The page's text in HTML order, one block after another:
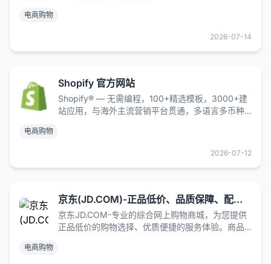
电商购物
2026-07-14
Shopify 官方网站
Shopify® — 无需编程，100+精选模板，3000+建
站应用，与海外主流营销平台贯通，多语言多币种
电商购物
2026-07-12
京东(JD.COM)-正品低价、品质保障、配送及时、轻松购物！
京东JD.COM-专业的综合网上购物商城，为您提供
正品低价的购物选择、优质便捷的服务体验。商品
电商购物